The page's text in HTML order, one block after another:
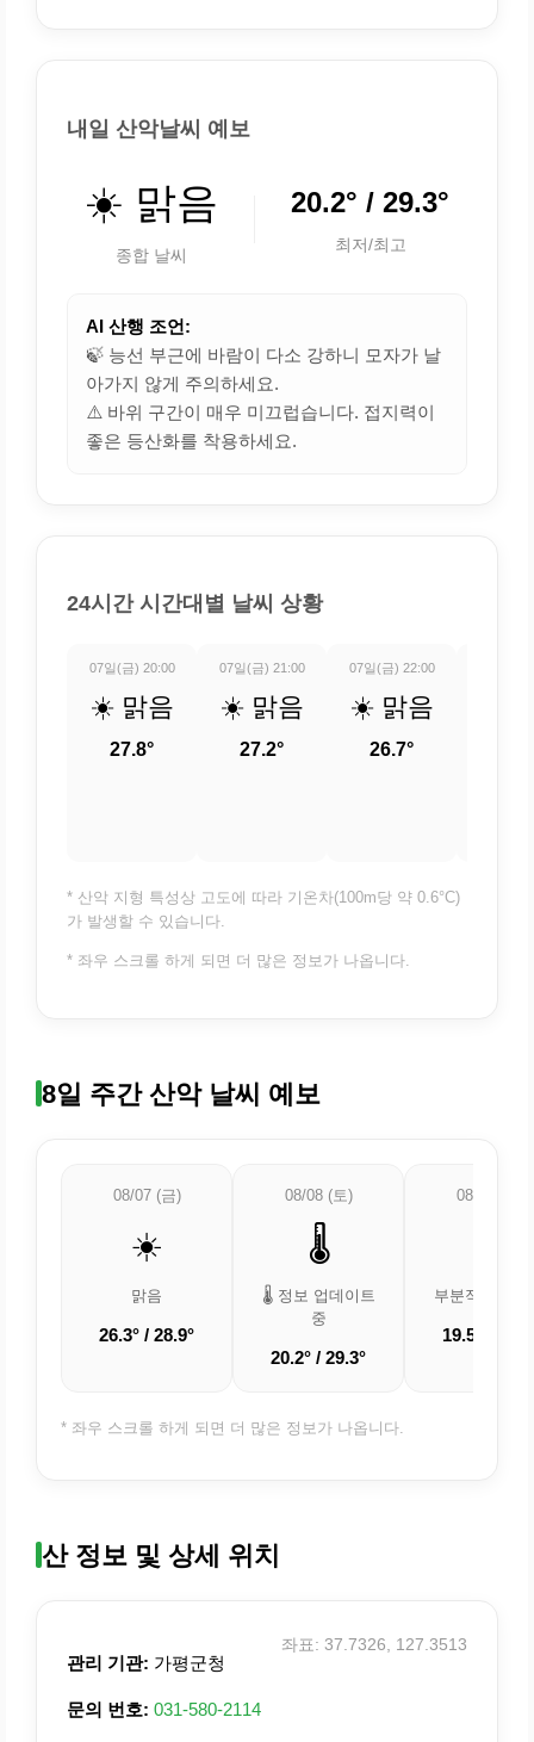
내일 산악날씨 예보
☀️ 맑음
종합 날씨
20.2° / 29.3°
최저/최고
AI 산행 조언:
🍃 능선 부근에 바람이 다소 강하니 모자가 날
아가지 않게 주의하세요.
⚠️ 바위 구간이 매우 미끄럽습니다. 접지력이
좋은 등산화를 착용하세요.
24시간 시간대별 날씨 상황
07일(금) 20:00
☀️ 맑음
27.8°
07일(금) 21:00
☀️ 맑음
27.2°
07일(금) 22:00
☀️ 맑음
26.7°
* 산악 지형 특성상 고도에 따라 기온차(100m당 약 0.6°C)
가 발생할 수 있습니다.
* 좌우 스크롤 하게 되면 더 많은 정보가 나옵니다.
8일 주간 산악 날씨 예보
08/07 (금)
☀️
맑음
26.3° / 28.9°
08/08 (토)
🌡️
🌡️ 정보 업데이트
중
20.2° / 29.3°
08/09 (일)
부분적으로 흐
19.5° /
* 좌우 스크롤 하게 되면 더 많은 정보가 나옵니다.
산 정보 및 상세 위치
관리 기관: 가평군청
문의 번호: 031-580-2114
좌표: 37.7326, 127.3513